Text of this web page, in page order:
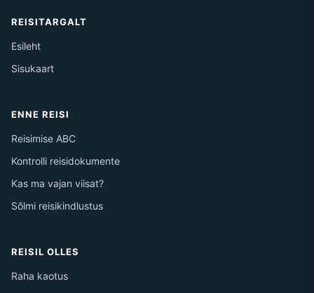
REISITARGALT
Esileht
Sisukaart
ENNE REISI
Reisimise ABC
Kontrolli reisidokumente
Kas ma vajan viisat?
Sõlmi reisikindlustus
REISIL OLLES
Raha kaotus